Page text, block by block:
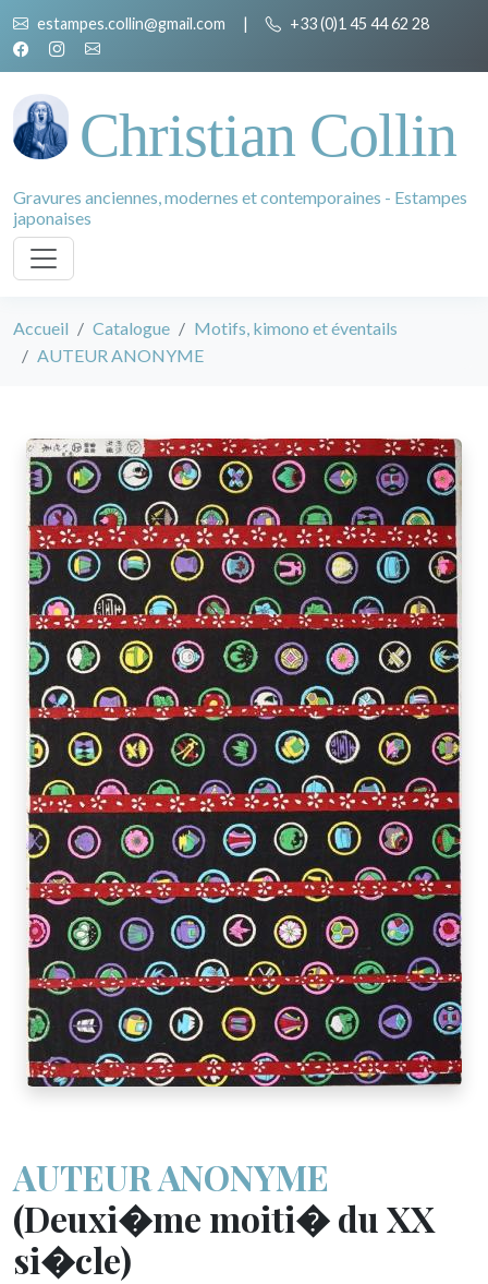
estampes.collin@gmail.com | +33 (0)1 45 44 62 28
Christian Collin
Gravures anciennes, modernes et contemporaines - Estampes
japonaises
Accueil Catalogue
Motifs, kimono et éventails
AUTEUR ANONYME
AUTEUR ANONYME
(Deuxi�me moiti� du XX
si�cle)